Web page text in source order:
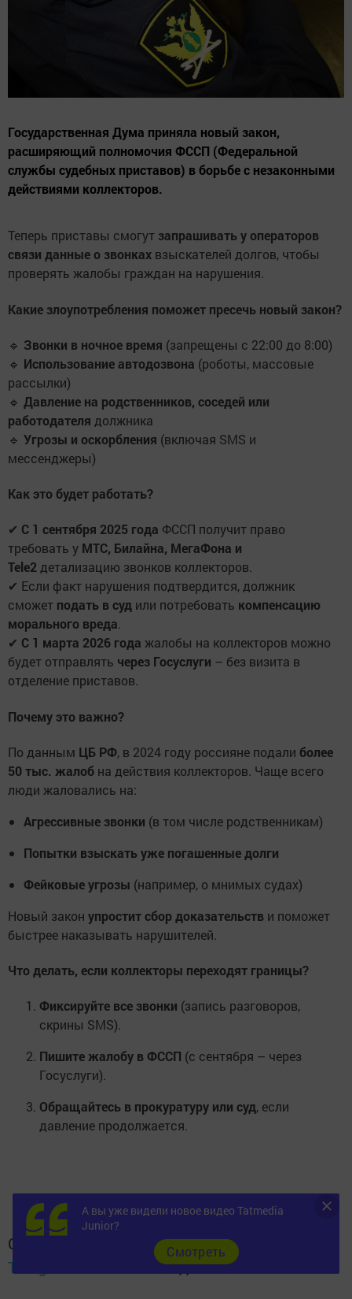
Государственная Дума приняла новый закон,
расширяющий полномочия ФССП (Федеральной
службы судебных приставов) в борьбе с незаконными
действиями коллекторов.
Теперь приставы смогут запрашивать у операторов
связи данные о звонках взыскателей долгов, чтобы
проверять жалобы граждан на нарушения.
Какие злоупотребления поможет пресечь новый закон?
🔹 Звонки в ночное время (запрещены с 22:00 до 8:00)
🔹 Использование автодозвона (роботы, массовые
рассылки)
🔹 Давление на родственников, соседей или
работодателя должника
🔹 Угрозы и оскорбления (включая SMS и
мессенджеры)
Как это будет работать?
✔ С 1 сентября 2025 года ФССП получит право
требовать у МТС, Билайна, МегаФона и
Tele2детализацию звонков коллекторов.
✔ Если факт нарушения подтвердится, должник
сможет подать в суд или потребовать компенсацию
морального вреда.
✔ С 1 марта 2026 года жалобы на коллекторов можно
будет отправлять через Госуслуги – без визита в
отделение приставов.
Почему это важно?
По данным ЦБ РФ, в 2024 году россияне подали более
50 тыс. жалоб на действия коллекторов. Чаще всего
люди жаловались на:
Агрессивные звонки (в том числе родственникам)
Попытки взыскать уже погашенные долги
Фейковые угрозы (например, о мнимых судах)
Новый закон упростит сбор доказательств и поможет
быстрее наказывать нарушителей.
Что делать, если коллекторы переходят границы?
Фиксируйте все звонки (запись разговоров,
скрины SMS).
Пишите жалобу в ФССП (с сентября – через
Госуслуги).
Обращайтесь в прокуратуру или суд, если
давление продолжается.
Следите за самым важным и интересным в
Telegram-канале
Татмедиа
А вы уже видели новое видео Tatmedia
Junior?
Cмотреть